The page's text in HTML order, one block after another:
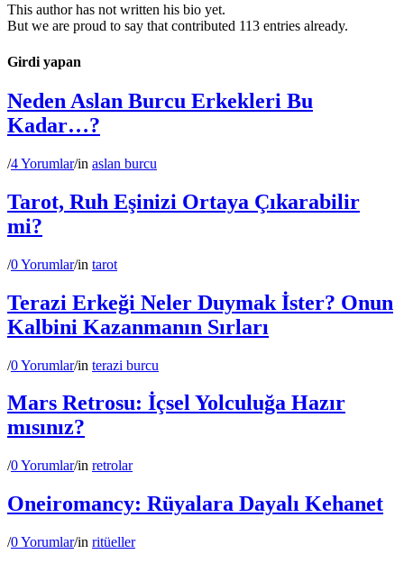
This author has not written his bio yet.
But we are proud to say thatcontributed 113 entries already.
Girdi yapan
Neden Aslan Burcu Erkekleri Bu
Kadar…?
/4 Yorumlar/in aslan burcu
Tarot, Ruh Eşinizi Ortaya Çıkarabilir
mi?
/0 Yorumlar/in tarot
Terazi Erkeği Neler Duymak İster? Onun
Kalbini Kazanmanın Sırları
/0 Yorumlar/in terazi burcu
Mars Retrosu: İçsel Yolculuğa Hazır
mısınız?
/0 Yorumlar/in retrolar
Oneiromancy: Rüyalara Dayalı Kehanet
/0 Yorumlar/in ritüeller